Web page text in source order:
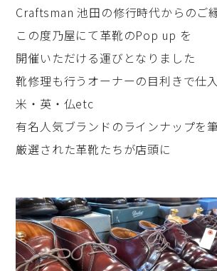
Craftsman 池田の修行時代からのご
この度乃屋にて革靴のPop up を
開催いただける運びとなりました
靴修理も行うオーナーの目利きで仕
米・英・仏etc
有名人気ブランドのラインナップを
厳選された革靴たちが店頭に